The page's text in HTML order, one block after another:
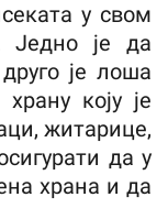
у свом
Једно је да
је лоша
коју је
житарице,
да у
храна и да